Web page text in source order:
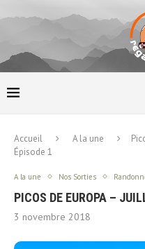
Accueil A la une
Épisode 1
A la une Nos Sorties
PICOS DE EUROPA –
3 novembre 2018